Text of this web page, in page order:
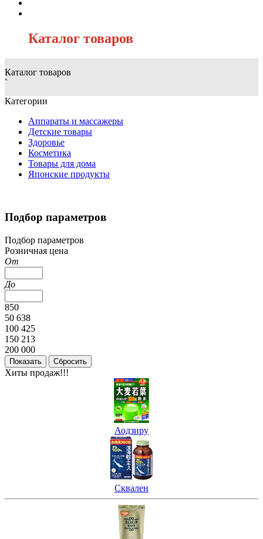
Каталог товаров
Каталог товаров
`
Категории
Аппараты и массажеры
Детские товары
Здоровье
Косметика
Товары для дома
Японские продукты
Подбор параметров
Подбор параметров
Розничная цена
От
До
850
50 638
100 425
150 213
200 000
Хиты продаж!!!
Аодзиру
Сквален